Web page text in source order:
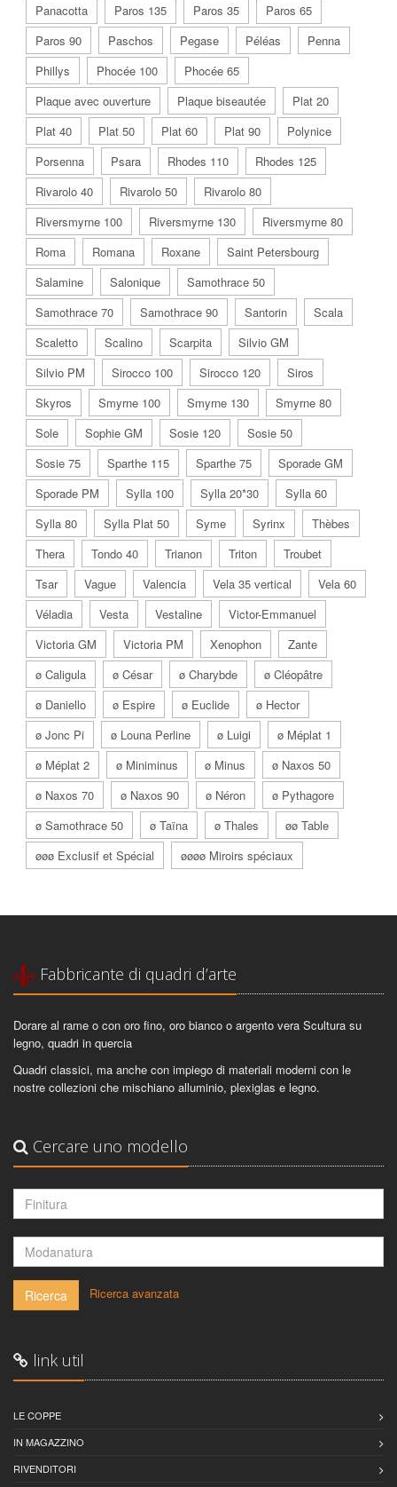
Panacotta
Paros 135 Paros 35
Paros 65
Paros 90
Paschos Pegase Péléas
Penna
Phillys
Phocée 100
Phocée 65
Plaque avec ouverture
Plaque biseautée
Plat 20
Plat 40
Plat 50 Plat 60 Plat 90
Polynice
Porsenna
Psara Rhodes 110
Rhodes 125
Rivarolo 40
Rivarolo 50
Rivarolo 80
Riversmyrne 100
Riversmyrne 130
Riversmyrne 80
Roma
Romana Roxane
Saint Petersbourg
Salamine
Salonique
Samothrace 50
Samothrace 70
Samothrace 90 Santorin
Scala
Scaletto
Scalino Scarpita
Silvio GM
Silvio PM
Sirocco 100 Sirocco 120
Siros
Skyros
Smyrne 100 Smyrne 130
Smyrne 80
Sole
Sophie GM Sosie 120
Sosie 50
Sosie 75
Sparthe 115 Sparthe 75
Sporade GM
Sporade PM
Sylla 100 Sylla 20*30
Sylla 60
Sylla 80
Sylla Plat 50 Syme Syrinx
Thèbes
Thera
Tondo 40 Trianon Triton
Troubet
Tsar
Vague Valencia Vela 35 vertical
Vela 60
Véladia
Vesta Vestaline
Victor-Emmanuel
Victoria GM
Victoria PM Xenophon
Zante
ø Caligula
ø César ø Charybde
ø Cléopâtre
ø Daniello
ø Espire ø Euclide
ø Hector
ø Jonc Pi
ø Louna Perline ø Luigi
ø Méplat 1
ø Méplat 2
ø Miniminus ø Minus
ø Naxos 50
ø Naxos 70
ø Naxos 90 ø Néron
ø Pythagore
ø Samothrace 50
ø Taïna ø Thales
øø Table
øøø Exclusif et Spécial
øøøø Miroirs spéciaux
Fabbricante di quadri d’arte
Dorare al rame o con oro fino, oro bianco o argento vera Scultura su
legno, quadri in quercia
Quadri classici, ma anche con impiego di materiali moderni con le
nostre collezioni che mischiano alluminio, plexiglas e legno.
Cercare uno modello
Ricerca Ricerca avanzata
link util
LE COPPE
IN MAGAZZINO
RIVENDITORI